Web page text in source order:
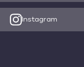
Instagram